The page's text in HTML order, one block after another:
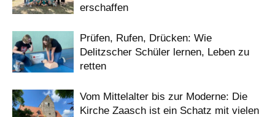
erschaffen
Prüfen, Rufen, Drücken: Wie
Delitzscher Schüler lernen, Leben zu
retten
Vom Mittelalter bis zur Moderne: Die
Kirche Zaasch ist ein Schatz mit vielen